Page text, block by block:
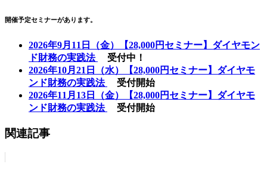
開催予定セミナーがあります。
2026年9月11日（金）【28,000円セミナー】ダイヤモン
ド財務の実践法
受付中！
2026年10月21日（水）【28,000円セミナー】ダイヤモ
ンド財務の実践法
受付開始
2026年11月13日（金）【28,000円セミナー】ダイヤモ
ンド財務の実践法
受付開始
関連記事